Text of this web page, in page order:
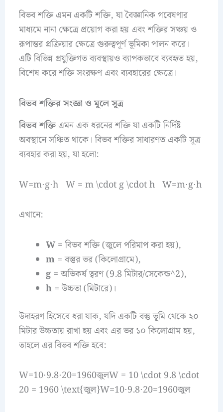
বিভব শক্তি এমন একটি শক্তি, যা বৈজ্ঞানিক গবেষণার
মাধ্যমে নানা ক্ষেত্রে প্রয়োগ করা হয় এবং শক্তির সঞ্চয় ও
রূপান্তর প্রক্রিয়ার ক্ষেত্রে গুরুত্বপূর্ণ ভূমিকা পালন করে।
এটি বিভিন্ন প্রযুক্তিগত ব্যবস্থায়ও ব্যাপকভাবে ব্যবহৃত হয়,
বিশেষ করে শক্তি সংরক্ষণ এবং ব্যবহারের ক্ষেত্রে।
বিভব শক্তির সংজ্ঞা ও মূলে সূত্র
বিভব শক্তিএমন এক ধরনের শক্তি যা একটি নির্দিষ্ট
অবস্থানে সঞ্চিত থাকে। বিভব শক্তির সাধারণত একটি সূত্র
ব্যবহার করা হয়, যা হলো:
W=m⋅g⋅h W = m \cdot g \cdot h W=m⋅g⋅h
এখানে:
W= বিভব শক্তি (জুলে পরিমাপ করা হয়),
m= বস্তুর ভর (কিলোগ্রামে),
g= অভিকর্ষ ত্বরণ (9.8 মিটার/সেকেন্ড^2),
h= উচ্চতা (মিটারে)।
উদাহরণ হিসেবে ধরা যাক, যদি একটি বস্তু ভূমি থেকে ২০
মিটার উচ্চতায় রাখা হয় এবং এর ভর ১০ কিলোগ্রাম হয়,
তাহলে এর বিভব শক্তি হবে:
W=10⋅9.8⋅20=1960জুলW = 10 \cdot 9.8 \cdot
20 = 1960 \text{জুল}W=10⋅9.8⋅20=1960জুল